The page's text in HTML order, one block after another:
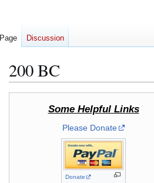
200 BC
Some Helpful Links
Please Donate
Donate
Page Discussion